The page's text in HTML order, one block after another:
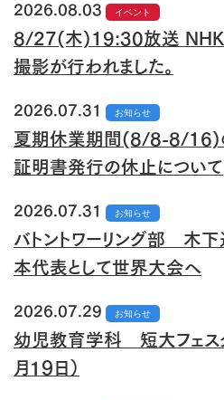
2026.08.03 イベント
8/27(木)19:30放送 NHK
撮影が行われました。
2026.07.31 お知らせ
夏期休業期間(8/8-8/16)
証明書発行の休止について
2026.07.31 お知らせ
バトントワーリング部 木
本代表として世界大会へ
2026.07.29 お知らせ
幼児教育学科 短大フェスタ
月１９日）